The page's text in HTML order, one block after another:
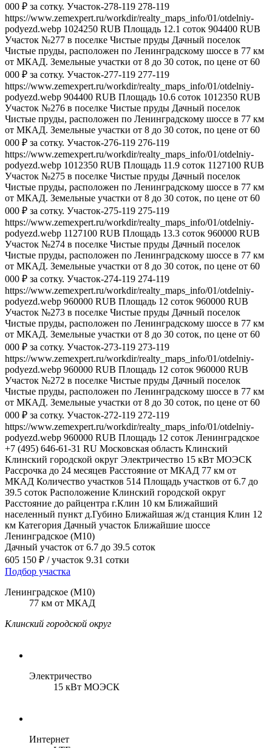
000 ₽ за сотку. Участок-278-119 278-119
https://www.zemexpert.ru/workdir/realty_maps_info/01/otdelniy-
podyezd.webp 1024250 RUB Площадь 12.1 соток 904400 RUB
Участок №277 в поселке Чистые пруды Дачный поселок
Чистые пруды, расположен по Ленинградскому шоссе в 77 км
от МКАД. Земельные участки от 8 до 30 соток, по цене от 60
000 ₽ за сотку. Участок-277-119 277-119
https://www.zemexpert.ru/workdir/realty_maps_info/01/otdelniy-
podyezd.webp 904400 RUB Площадь 10.6 соток 1012350 RUB
Участок №276 в поселке Чистые пруды Дачный поселок
Чистые пруды, расположен по Ленинградскому шоссе в 77 км
от МКАД. Земельные участки от 8 до 30 соток, по цене от 60
000 ₽ за сотку. Участок-276-119 276-119
https://www.zemexpert.ru/workdir/realty_maps_info/01/otdelniy-
podyezd.webp 1012350 RUB Площадь 11.9 соток 1127100 RUB
Участок №275 в поселке Чистые пруды Дачный поселок
Чистые пруды, расположен по Ленинградскому шоссе в 77 км
от МКАД. Земельные участки от 8 до 30 соток, по цене от 60
000 ₽ за сотку. Участок-275-119 275-119
https://www.zemexpert.ru/workdir/realty_maps_info/01/otdelniy-
podyezd.webp 1127100 RUB Площадь 13.3 соток 960000 RUB
Участок №274 в поселке Чистые пруды Дачный поселок
Чистые пруды, расположен по Ленинградскому шоссе в 77 км
от МКАД. Земельные участки от 8 до 30 соток, по цене от 60
000 ₽ за сотку. Участок-274-119 274-119
https://www.zemexpert.ru/workdir/realty_maps_info/01/otdelniy-
podyezd.webp 960000 RUB Площадь 12 соток 960000 RUB
Участок №273 в поселке Чистые пруды Дачный поселок
Чистые пруды, расположен по Ленинградскому шоссе в 77 км
от МКАД. Земельные участки от 8 до 30 соток, по цене от 60
000 ₽ за сотку. Участок-273-119 273-119
https://www.zemexpert.ru/workdir/realty_maps_info/01/otdelniy-
podyezd.webp 960000 RUB Площадь 12 соток 960000 RUB
Участок №272 в поселке Чистые пруды Дачный поселок
Чистые пруды, расположен по Ленинградскому шоссе в 77 км
от МКАД. Земельные участки от 8 до 30 соток, по цене от 60
000 ₽ за сотку. Участок-272-119 272-119
https://www.zemexpert.ru/workdir/realty_maps_info/01/otdelniy-
podyezd.webp 960000 RUB Площадь 12 соток Ленинградское
+7 (495) 646-61-31 RU Московская область Клинский
Клинский городской округ Электричество 15 кВт МОЭСК
Рассрочка до 24 месяцев Расстояние от МКАД 77 км от
МКАД Количество участков 514 Площадь участков от 6.7 до
39.5 соток Расположение Клинский городской округ
Расстояние до райцентра г.Клин 10 км Ближайший
населенный пункт д.Губино Ближайшая ж/д станция Клин 12
км Категория Дачный участок Ближайшие шоссе
Ленинградское (М10)
Дачный участок от 6.7 до 39.5 соток
605 150 ₽ / участок 9.31 сотки
Подбор участка
Ленинградское (М10)
77 км от МКАД
Клинский городской округ
Электричество
15 кВт МОЭСК
Интернет